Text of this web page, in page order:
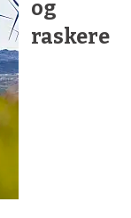
og
raskere